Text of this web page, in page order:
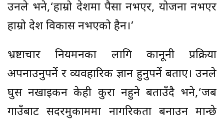
उनले भने,‘हाम्रो देशमा पैसा नभएर, योजना नभएर
हाम्रो देश विकास नभएको हैन।’
भ्रष्टाचार नियमनका लागि कानूनी प्रक्रिया
अपनाउनुपर्ने र व्यवहारिक ज्ञान हुनुपर्ने बताए। उनले
घुस नखाइकन केही कुरा नहुने बताउँदै भने,‘जब
गाउँबाट सदरमुकाममा नागरिकता बनाउन मान्छे